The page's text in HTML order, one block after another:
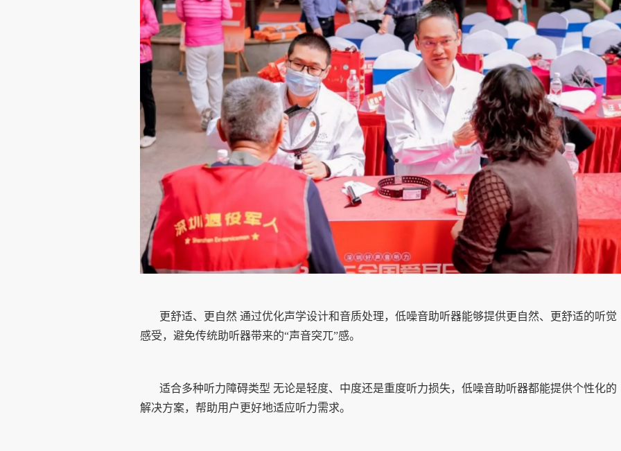
更舒适、更自然 通过优化声学设计和音质处理，低噪音助听器能够提供更自然、更舒适的听觉
感受，避免传统助听器带来的“声音突兀”感。
适合多种听力障碍类型 无论是轻度、中度还是重度听力损失，低噪音助听器都能提供个性化的
解决方案，帮助用户更好地适应听力需求。